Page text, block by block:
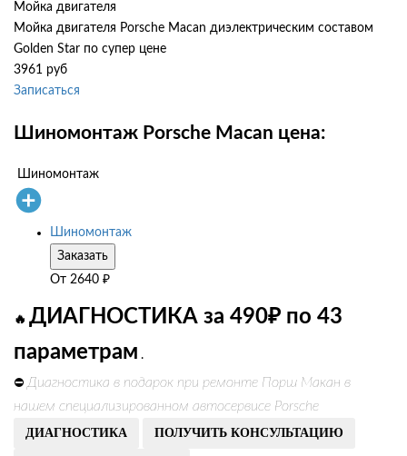
Мойка двигателя
Мойка двигателя Porsche Macan диэлектрическим составом
Golden Star по супер цене
3961 руб
Записаться
Шиномонтаж Porsche Macan цена:
Шиномонтаж
Шиномонтаж
Заказать
От 2640 ₽
🔥 ДИАГНОСТИКА за 490₽ по 43
параметрам .
⛔ Диагностика в подарок при ремонте Порш Макан в
нашем специализированном автосервисе Porsche
ДИАГНОСТИКА ПОЛУЧИТЬ КОНСУЛЬТАЦИЮ